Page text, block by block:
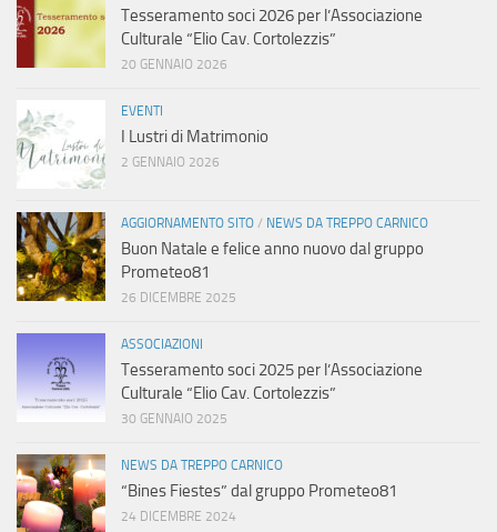
Tesseramento soci 2026 per l’Associazione
Culturale “Elio Cav. Cortolezzis”
20 GENNAIO 2026
EVENTI
I Lustri di Matrimonio
2 GENNAIO 2026
AGGIORNAMENTO SITO / NEWS DA TREPPO CARNICO
Buon Natale e felice anno nuovo dal gruppo
Prometeo81
26 DICEMBRE 2025
ASSOCIAZIONI
Tesseramento soci 2025 per l’Associazione
Culturale “Elio Cav. Cortolezzis”
30 GENNAIO 2025
NEWS DA TREPPO CARNICO
“Bines Fiestes” dal gruppo Prometeo81
24 DICEMBRE 2024